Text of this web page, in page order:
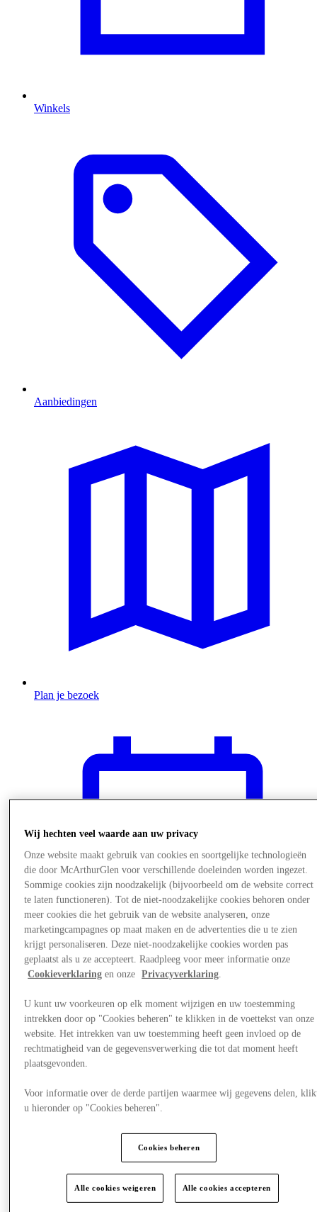
Winkels
Aanbiedingen
Plan je bezoek
Wij hechten veel waarde aan uw privacy
Onze website maakt gebruik van cookies en soortgelijke technologieën
die door McArthurGlen voor verschillende doeleinden worden ingezet.
Sommige cookies zijn noodzakelijk (bijvoorbeeld om de website correct
te laten functioneren). Tot de niet-noodzakelijke cookies behoren onder
meer cookies die het gebruik van de website analyseren, onze
marketingcampagnes op maat maken en de advertenties die u te zien
krijgt personaliseren. Deze niet-noodzakelijke cookies worden pas
geplaatst als u ze accepteert. Raadpleeg voor meer informatie onze
Cookieverklaring en onze Privacyverklaring.
U kunt uw voorkeuren op elk moment wijzigen en uw toestemming
intrekken door op "Cookies beheren" te klikken in de voettekst van onze
website. Het intrekken van uw toestemming heeft geen invloed op de
rechtmatigheid van de gegevensverwerking die tot dat moment heeft
plaatsgevonden.
Voor informatie over de derde partijen waarmee wij gegevens delen,
u hieronder op "Cookies beheren".
Cookies beheren
Alle cookies weigeren Alle cookies accepteren